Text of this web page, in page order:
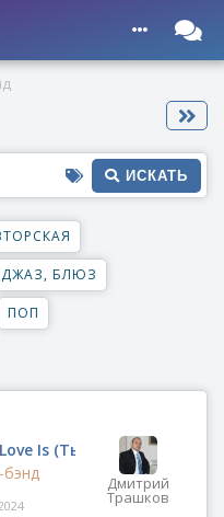
ИСКАТЬ
ДЖАЗ, БЛЮЗ
ПОП
Дмитрий
Трашков
Is (Ты не знаешь что
бэнд